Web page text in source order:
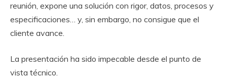
reunión, expone una solución con rigor, datos, procesos y
especificaciones… y, sin embargo, no consigue que el
cliente avance.
La presentación ha sido impecable desde el punto de
vista técnico.